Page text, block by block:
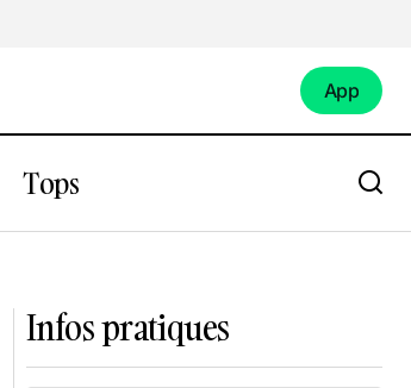
App
Tops
Infos pratiques